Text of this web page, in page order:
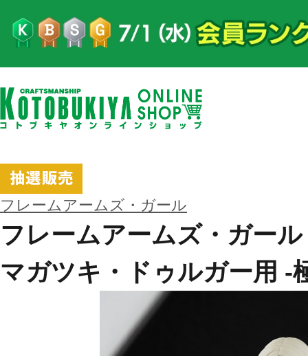
フレームアームズ・ガール
フレームアームズ・ガー
マガツキ・ドゥルガー用 -